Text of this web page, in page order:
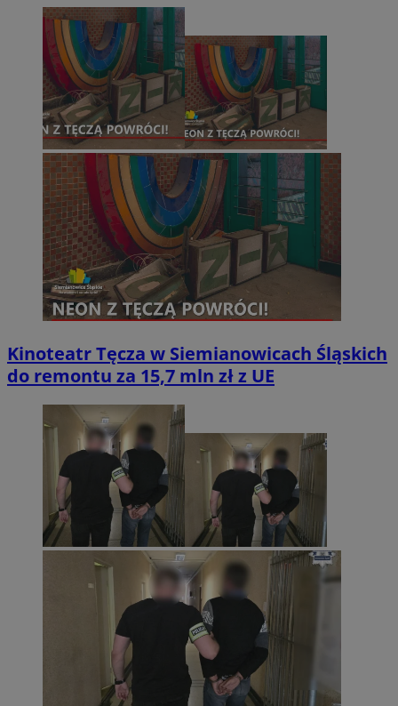
Kinoteatr Tęcza w Siemianowicach Śląskich
do remontu za 15,7 mln zł z UE